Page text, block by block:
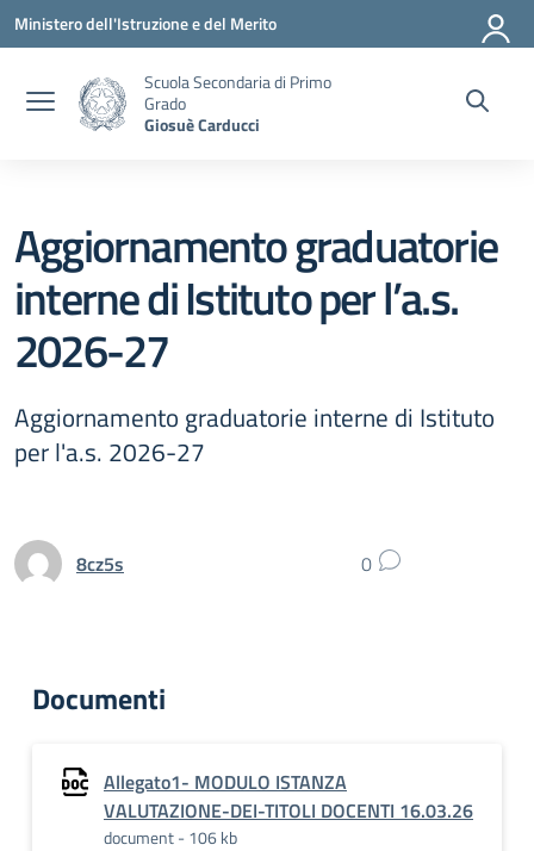
Vai ai contenuti
Vai al menu di navigazione
Vai al footer
Ministero dell'Istruzione e del Merito
Scuola Secondaria di Primo
Grado
Giosuè Carducci
Aggiornamento graduatorie
interne di Istituto per l’a.s.
2026-27
Aggiornamento graduatorie interne di Istituto
per l'a.s. 2026-27
8cz5s 0
Documenti
Allegato1- MODULO ISTANZA
VALUTAZIONE-DEI-TITOLI DOCENTI 16.03.26
document - 106 kb